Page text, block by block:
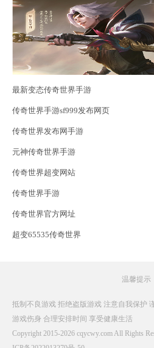
最新变态传奇世界手游
传奇世界手游sf999发布网页
传奇世界发布网手游
元神传奇世界手游
传奇世界超变网站
传奇世界手游
传奇世界官方网址
超变65535传奇世界
温馨提示
抵制不良游戏 拒绝盗版游戏 注意自我保护
游戏伤身 合理安排时间 享受健康生活
Copyright 2015-2026 cqycwy.com All Rights